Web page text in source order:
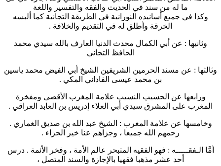
ما له من سند في الحديث والفقه والتفسير واللغة
وكذا في جميع أسانيده النورانية في الطريقة التجانية كما ألبسه
الخرقة وأطلق له في التقديم والخلافة .
وثانيها : عن أبي الكمال محدث الدنيا العارف بالله سيدي محمد
الحافظ التجاني
وثالثها : عن مسند الحرمين الشريفين الشيخ أبي الفيض محمد ياسين
بن محمد عيسى الفاداني المكي .
ورابعها عن الحسيب النسيب علامة المغرب الأقصى ومفخرة
المغرب على المشرق سيدي أبي العلاء إدريس بن العابد العراقي .
وخامسها عن علامة المغرب : الشيخ عبد الله بن صديق الغماري .
رحمهم الله جميعا ، وجزاهم عنا خير الجزاء .
أمَّا الـفقـــــه : فهو الفقيه المتبحر عالم الأمة ، وفخر الأئمة . درس
أحد عشر مذهبا فقهيا بالإجازة والسند المتصل ،